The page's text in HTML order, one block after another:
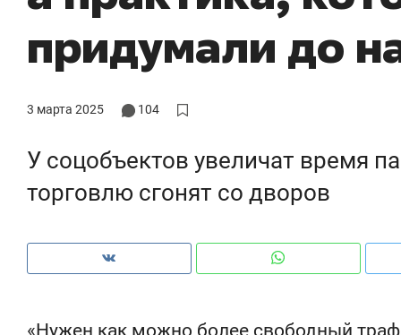
придумали до
3 марта 2025 104
У соцобъектов увеличат время
торговлю сгонят со дворов
«Нужен как можно более свободный
почему надо знать аксакалов и
о трехкратном росте цен,
Рекомендуем